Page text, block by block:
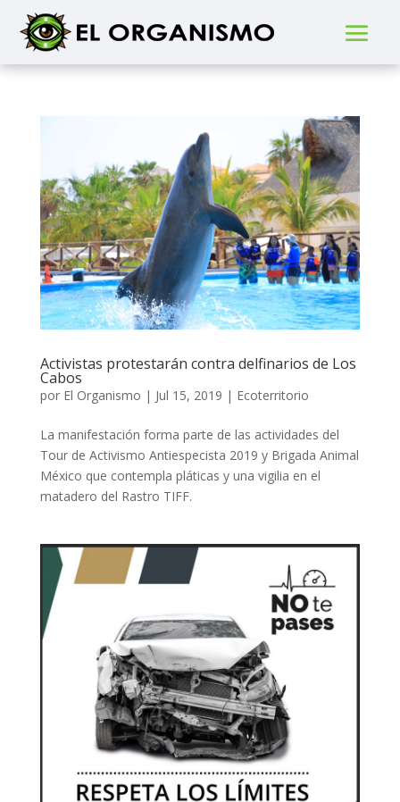
Activistas protestarán contra delfinarios de Los
Cabos
por El Organismo | Jul 15, 2019 | Ecoterritorio
La manifestación forma parte de las actividades del
Tour de Activismo Antiespecista 2019 y Brigada Animal
México que contempla pláticas y una vigilia en el
matadero del Rastro TIFF.